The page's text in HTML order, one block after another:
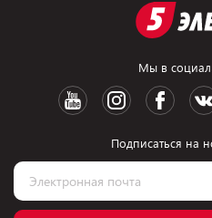
Мы в
Подписаться на